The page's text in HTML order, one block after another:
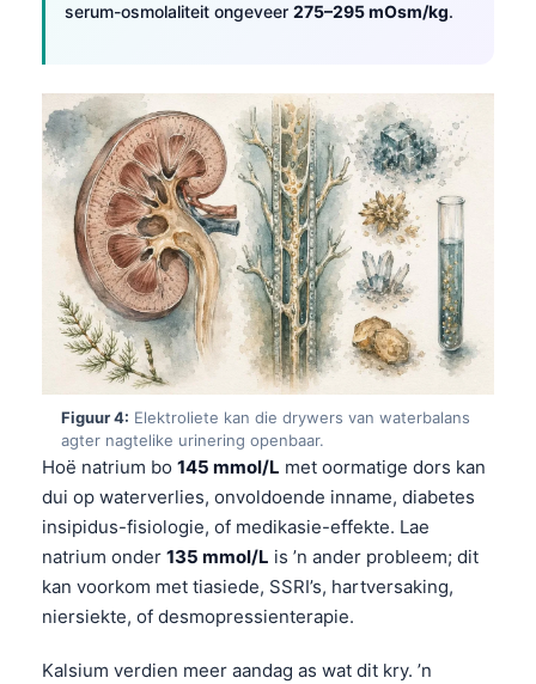
serum-osmolaliteit ongeveer 275–295 mOsm/kg.
Figuur 4: Elektroliete kan die drywers van waterbalans
agter nagtelike urinering openbaar.
Hoë natrium bo 145 mmol/L met oormatige dors kan
dui op waterverlies, onvoldoende inname, diabetes
insipidus-fisiologie, of medikasie-effekte. Lae
natrium onder 135 mmol/L is ’n ander probleem; dit
kan voorkom met tiasiede, SSRI’s, hartversaking,
niersiekte, of desmopressienterapie.
Kalsium verdien meer aandag as wat dit kry. ’n